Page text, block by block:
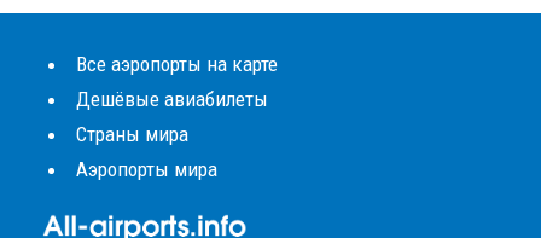
Все аэропорты на карте
Дешёвые авиабилеты
Страны мира
Аэропорты мира